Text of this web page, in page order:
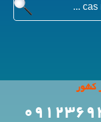
کشور
تماس: 09123692785